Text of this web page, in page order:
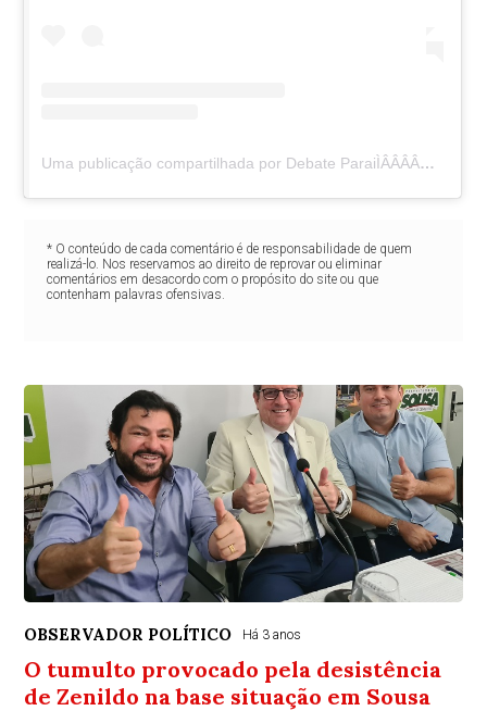
Uma publicação compartilhada por Debate ParaiÌÂÂÂÂba (@debateparaiba)
* O conteúdo de cada comentário é de responsabilidade de quem
realizá-lo. Nos reservamos ao direito de reprovar ou eliminar
comentários em desacordo com o propósito do site ou que
contenham palavras ofensivas.
OBSERVADOR POLÍTICO Há 3 anos
O tumulto provocado pela desistência
de Zenildo na base situação em Sousa